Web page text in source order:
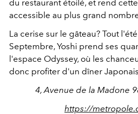
du restaurant étoilé, et rend
accessible au plus grand
La cerise sur le gâteau? Tout
Septembre, Yoshi prend ses
l'espace Odyssey, où les
donc profiter d'un dîner
4, Avenue de la Madone
https://